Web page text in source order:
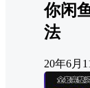
你闲
法
20年6月